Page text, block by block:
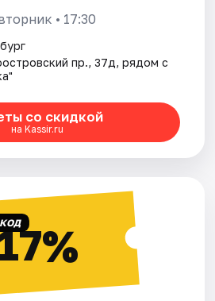
• 17:30
пр., 37д, рядом с
со скидкой
на Kassir.ru